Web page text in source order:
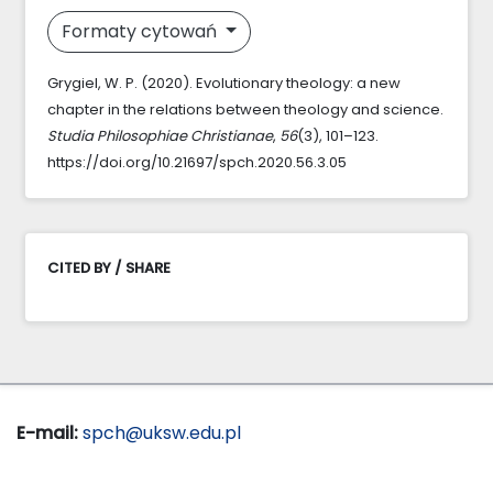
Formaty cytowań
Grygiel, W. P. (2020). Evolutionary theology: a new
chapter in the relations between theology and science.
Studia Philosophiae Christianae, 56(3), 101–123.
https://doi.org/10.21697/spch.2020.56.3.05
CITED BY / SHARE
E-mail:spch@uksw.edu.pl